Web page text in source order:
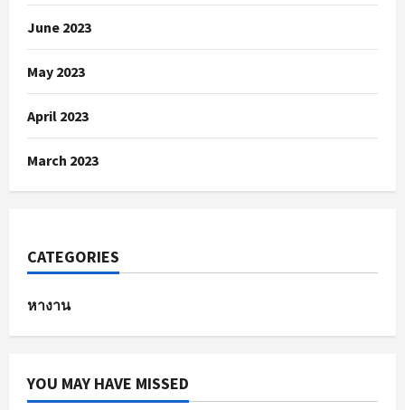
June 2023
May 2023
April 2023
March 2023
CATEGORIES
หางาน
YOU MAY HAVE MISSED